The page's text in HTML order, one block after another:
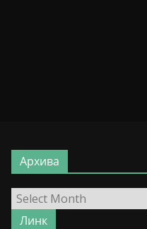
Архива
Архива
Линк